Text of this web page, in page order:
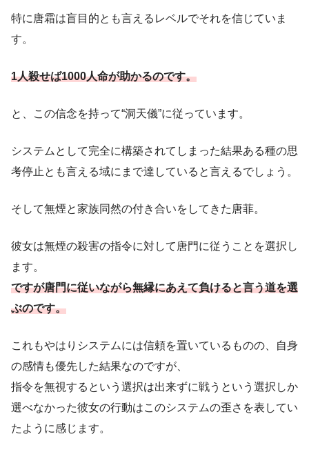
特に唐霜は盲目的とも言えるレベルでそれを信じていま
す。
1人殺せば1000人命が助かるのです。
と、この信念を持って“洞天儀”に従っています。
システムとして完全に構築されてしまった結果ある種の思
考停止とも言える域にまで達していると言えるでしょう。
そして無煙と家族同然の付き合いをしてきた唐菲。
彼女は無煙の殺害の指令に対して唐門に従うことを選択し
ます。
ですが唐門に従いながら無縁にあえて負けると言う道を選
ぶのです。
これもやはりシステムには信頼を置いているものの、自身
の感情も優先した結果なのですが、
指令を無視するという選択は出来ずに戦うという選択しか
選べなかった彼女の行動はこのシステムの歪さを表してい
たように感じます。